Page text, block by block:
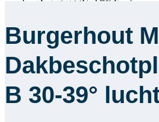
Burgerhout
B 30-39°